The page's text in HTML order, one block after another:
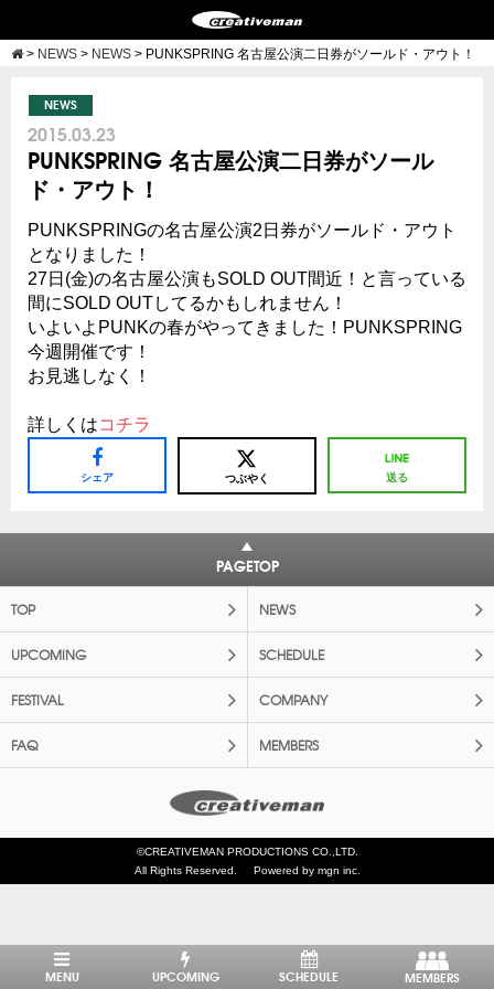
> NEWS > NEWS > PUNKSPRING 名古屋公演二日券がソールド・アウト！
NEWS
2015.03.23
PUNKSPRING 名古屋公演二日券がソール
ド・アウト！
PUNKSPRINGの名古屋公演2日券がソールド・アウト
となりました！
27日(金)の名古屋公演もSOLD OUT間近！と言っている
間にSOLD OUTしてるかもしれません！
いよいよPUNKの春がやってきました！PUNKSPRING
今週開催です！
お見逃しなく！
詳しくはコチラ
シェア つぶやく 送る
PAGETOP
TOP NEWS
UPCOMING SCHEDULE
FESTIVAL COMPANY
FAQ MEMBERS
©CREATIVEMAN PRODUCTIONS CO.,LTD.
All Rights Reserved.
Powered by mgn inc.
MENU UPCOMING SCHEDULE MEMBERS